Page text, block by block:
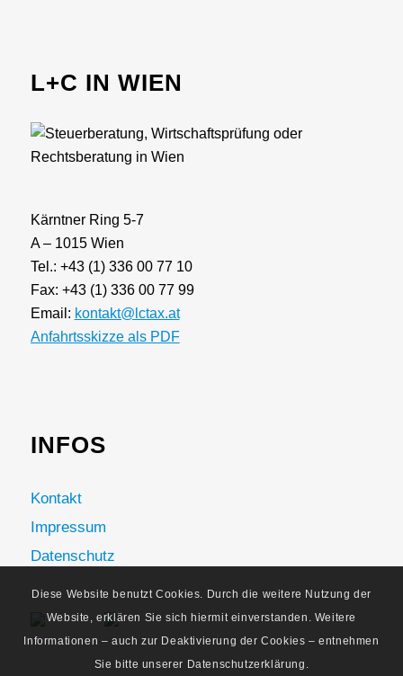
L+C IN WIEN
Kärntner Ring 5-7
A – 1015 Wien
Tel.: +43 (1) 336 00 77 10
Fax: +43 (1) 336 00 77 99
Email: kontakt@lctax.at
Anfahrtsskizze als PDF
INFOS
Kontakt
Impressum
Datenschutz
Diese Website benutzt Cookies. Durch die weitere Nutzung der
Website, erklären Sie sich hiermit einverstanden. Weitere
Informationen – auch zur Deaktivierung der Cookies – entnehmen
Sie bitte unserer Datenschutzerklärung.